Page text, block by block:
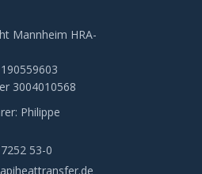
Mannheim HRA-
3004010568
Philippe
53-0